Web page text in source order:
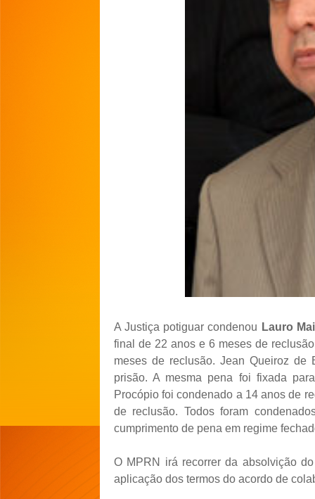
A Justiça potiguar condenou Lauro
final de 22 anos e 6 meses de
meses de reclusão. Jean Queiroz
prisão. A mesma pena foi fixada
Procópio foi condenado a 14 anos de
de reclusão. Todos foram
cumprimento de pena em regime
O MPRN irá recorrer da absolvição
aplicação dos termos do acordo de